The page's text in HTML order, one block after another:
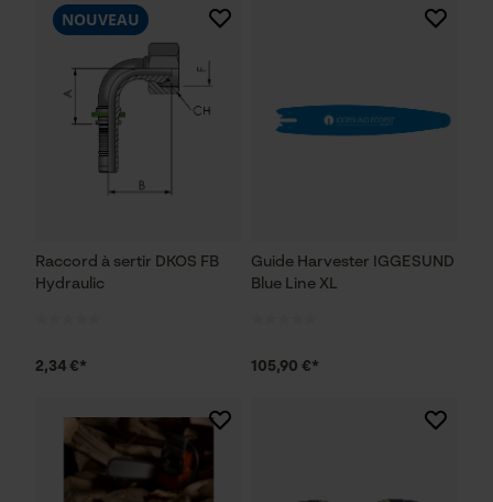
Raccord à sertir DKOS FB
Hydraulic
NOUVEAU
2,34 €*
Guide Harvester IGGESUND
Blue Line XL
105,90 €*